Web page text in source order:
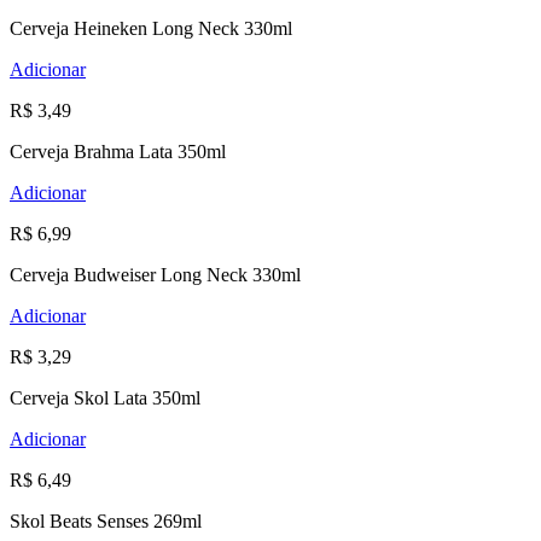
Cerveja Heineken Long Neck 330ml
Adicionar
R$ 3,49
Cerveja Brahma Lata 350ml
Adicionar
R$ 6,99
Cerveja Budweiser Long Neck 330ml
Adicionar
R$ 3,29
Cerveja Skol Lata 350ml
Adicionar
R$ 6,49
Skol Beats Senses 269ml